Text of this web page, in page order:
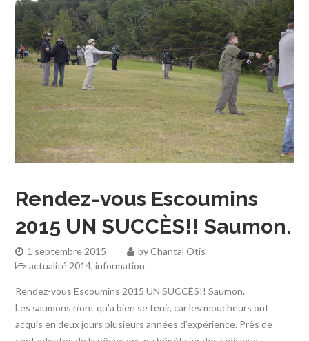
Rendez-vous Escoumins
2015 UN SUCCÈS!! Saumon.
1 septembre 2015 byChantal Otis
actualité 2014,information
Rendez-vous Escoumins 2015 UN SUCCÈS!! Saumon.
Les saumons n’ont qu’a bien se tenir, car les moucheurs ont
acquis en deux jours plusieurs années d’expérience. Près de